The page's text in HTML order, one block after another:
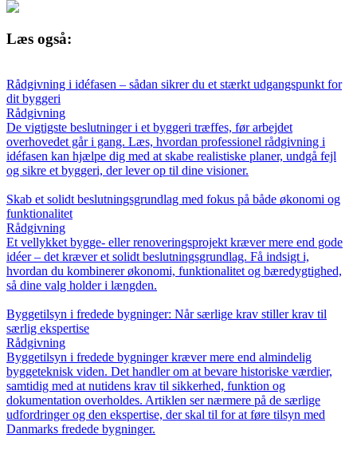
Læs også:
Rådgivning i idéfasen – sådan sikrer du et stærkt udgangspunkt for
dit byggeri
Rådgivning
De vigtigste beslutninger i et byggeri træffes, før arbejdet
overhovedet går i gang. Læs, hvordan professionel rådgivning i
idéfasen kan hjælpe dig med at skabe realistiske planer, undgå fejl
og sikre et byggeri, der lever op til dine visioner.
Skab et solidt beslutningsgrundlag med fokus på både økonomi og
funktionalitet
Rådgivning
Et vellykket bygge- eller renoveringsprojekt kræver mere end gode
idéer – det kræver et solidt beslutningsgrundlag. Få indsigt i,
hvordan du kombinerer økonomi, funktionalitet og bæredygtighed,
så dine valg holder i længden.
Byggetilsyn i fredede bygninger: Når særlige krav stiller krav til
særlig ekspertise
Rådgivning
Byggetilsyn i fredede bygninger kræver mere end almindelig
byggeteknisk viden. Det handler om at bevare historiske værdier,
samtidig med at nutidens krav til sikkerhed, funktion og
dokumentation overholdes. Artiklen ser nærmere på de særlige
udfordringer og den ekspertise, der skal til for at føre tilsyn med
Danmarks fredede bygninger.